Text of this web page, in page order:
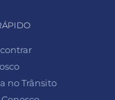
no Trânsito